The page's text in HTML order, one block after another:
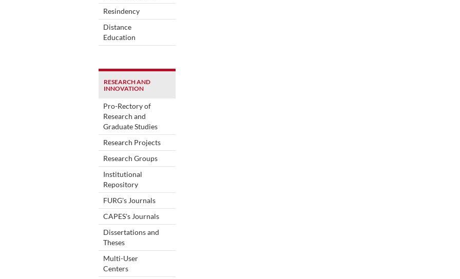
Resindency
Distance
Education
RESEARCH AND
INNOVATION
Pro-Rectory of
Research and
Graduate Studies
Research Projects
Research Groups
Institutional
Repository
FURG's Journals
CAPES's Journals
Dissertations and
Theses
Multi-User
Centers